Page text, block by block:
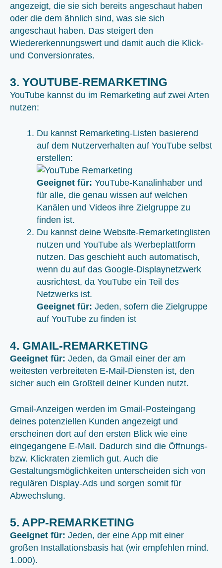
angezeigt, die sie sich bereits angeschaut haben
oder die dem ähnlich sind, was sie sich
angeschaut haben. Das steigert den
Wiedererkennungswert und damit auch die Klick-
und Conversionrates.
3. YOUTUBE-REMARKETING
YouTube kannst du im Remarketing auf zwei Arten
nutzen:
Du kannst Remarketing-Listen basierend
auf dem Nutzerverhalten auf YouTube selbst
erstellen:
Geeignet für: YouTube-Kanalinhaber und
für alle, die genau wissen auf welchen
Kanälen und Videos ihre Zielgruppe zu
finden ist.
Du kannst deine Website-Remarketinglisten
nutzen und YouTube als Werbeplattform
nutzen. Das geschieht auch automatisch,
wenn du auf das Google-Displaynetzwerk
ausrichtest, da YouTube ein Teil des
Netzwerks ist.
Geeignet für: Jeden, sofern die Zielgruppe
auf YouTube zu finden ist
4. GMAIL-REMARKETING
Geeignet für: Jeden, da Gmail einer der am
weitesten verbreiteten E-Mail-Diensten ist, den
sicher auch ein Großteil deiner Kunden nutzt.
Gmail-Anzeigen werden im Gmail-Posteingang
deines potenziellen Kunden angezeigt und
erscheinen dort auf den ersten Blick wie eine
eingegangene E-Mail. Dadurch sind die Öffnungs-
bzw. Klickraten ziemlich gut. Auch die
Gestaltungsmöglichkeiten unterscheiden sich von
regulären Display-Ads und sorgen somit für
Abwechslung.
5. APP-REMARKETING
Geeignet für: Jeden, der eine App mit einer
großen Installationsbasis hat (wir empfehlen mind.
1.000).